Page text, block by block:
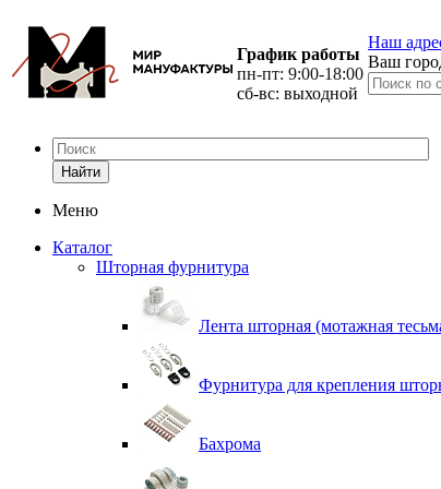
График работы
пн-пт: 9:00-18:00
сб-вс: выходной
Наш
Ваш
Найти
Меню
Каталог
Шторная фурнитура
Лента шторная (мотажная
Фурнитура для крепления
Бахрома